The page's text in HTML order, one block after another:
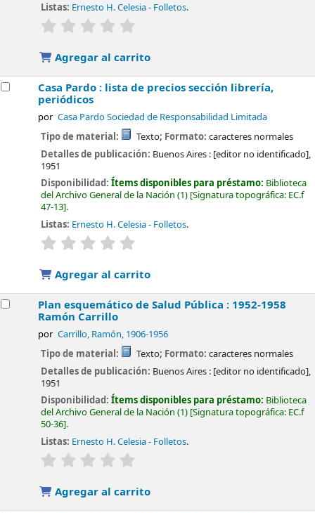
Listas: Ernesto H. Celesia - Folletos.
valoración
Agregar al carrito
Casa Pardo : lista de precios sección librería,
periódicos
por Casa Pardo Sociedad de Responsabilidad Limitada
Tipo de material: Texto; Formato: caracteres normales
Detalles de publicación: Buenos Aires : [editor no identificado],
1951
Disponibilidad:Ítems disponibles para préstamo: Biblioteca
del Archivo General de la Nación (1) Signatura topográfica: EC.f
47-13 .
Listas: Ernesto H. Celesia - Folletos.
valoración
Agregar al carrito
Plan esquemático de Salud Pública : 1952-1958
Ramón Carrillo
por Carrillo, Ramón, 1906-1956
Tipo de material: Texto; Formato: caracteres normales
Detalles de publicación: Buenos Aires : [editor no identificado],
1951
Disponibilidad:Ítems disponibles para préstamo: Biblioteca
del Archivo General de la Nación (1) Signatura topográfica: EC.f
50-36 .
Listas: Ernesto H. Celesia - Folletos.
valoración
Agregar al carrito